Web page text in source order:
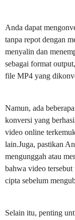
Anda dapat
tanpa repot dengan
menyalin dan
sebagai format
file MP4 yang
Namun, ada
konversi yang
video online
lain.Juga, pastikan
mengunggah atau
bahwa video
cipta sebelum
Selain itu, penting